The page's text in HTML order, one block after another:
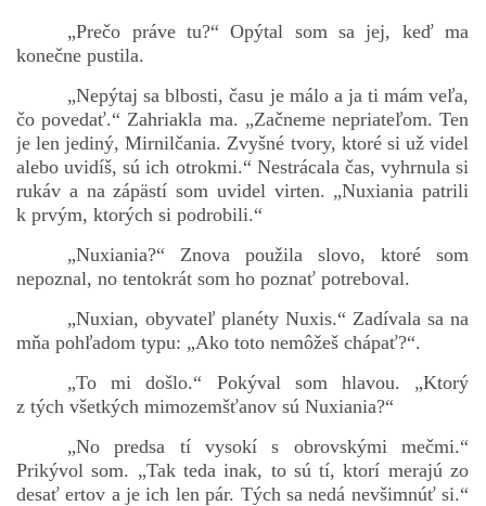
VÍLA NA BRONZOVEJ ULICI
VLČÍ MOR
bludicka.cirezlo@gmail.com
Príbehy a poviedky na tejto stránke sú duševným
vlastníctvom autorov. Všetky práva vyhradené.
© 2026 eStránky.sk|RSS |WebSlice Aktualizované 5. 8. 2026|
Hore ↑
„Prečo práve tu?“ Opýtal som sa jej, keď ma
konečne pustila.
„Nepýtaj sa blbosti, času je málo a ja ti mám veľa,
čo povedať.“ Zahriakla ma. „Začneme nepriateľom. Ten
je len jediný, Mirnilčania. Zvyšné tvory, ktoré si už videl
alebo uvidíš, sú ich otrokmi.“ Nestrácala čas, vyhrnula si
rukáv a na zápästí som uvidel virten. „Nuxiania patrili
k prvým, ktorých si podrobili.“
„Nuxiania?“ Znova použila slovo, ktoré som
nepoznal, no tentokrát som ho poznať potreboval.
„Nuxian, obyvateľ planéty Nuxis.“ Zadívala sa na
mňa pohľadom typu: „Ako toto nemôžeš chápať?“.
„To mi došlo.“ Pokýval som hlavou. „Ktorý
z tých všetkých mimozemšťanov sú Nuxiania?“
„No predsa tí vysokí s obrovskými mečmi.“
Prikývol som. „Tak teda inak, to sú tí, ktorí merajú zo
desať ertov a je ich len pár. Tých sa nedá nevšimnúť si.“